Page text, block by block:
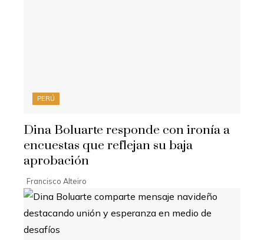
PERÚ
Dina Boluarte responde con ironía a
encuestas que reflejan su baja
aprobación
Francisco Alteiro